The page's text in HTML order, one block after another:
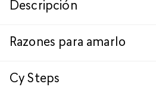
Descripción
Razones para amarlo
Cy Steps